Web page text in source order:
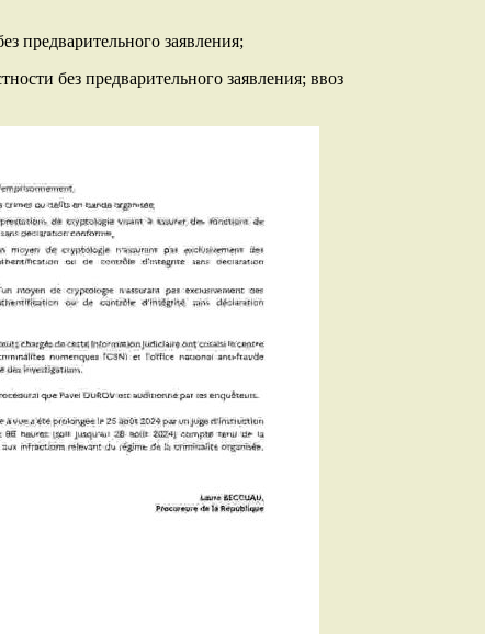
предварительного заявления;
без предварительного заявления; ввоз